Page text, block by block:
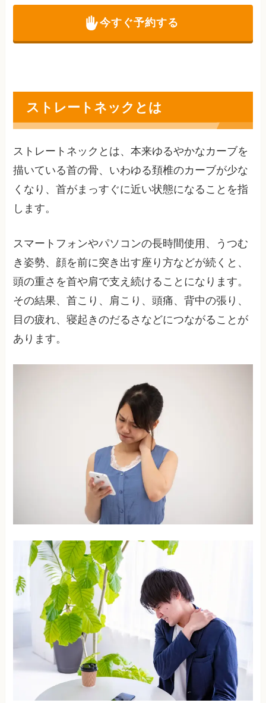
今すぐ予約する
ストレートネックとは
ストレートネックとは、本来ゆるやかなカーブを
描いている首の骨、いわゆる頚椎のカーブが少な
くなり、首がまっすぐに近い状態になることを指
します。
スマートフォンやパソコンの長時間使用、うつむ
き姿勢、顔を前に突き出す座り方などが続くと、
頭の重さを首や肩で支え続けることになります。
その結果、首こり、肩こり、頭痛、背中の張り、
目の疲れ、寝起きのだるさなどにつながることが
あります。